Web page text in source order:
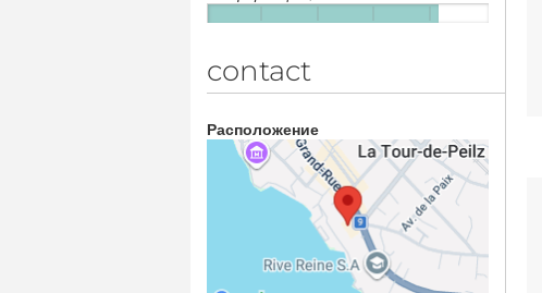
contact
Расположение